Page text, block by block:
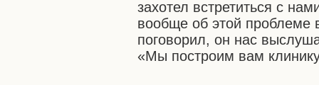
захотел встретиться с
вообще об этой проблеме
поговорил, он нас
«Мы построим вам